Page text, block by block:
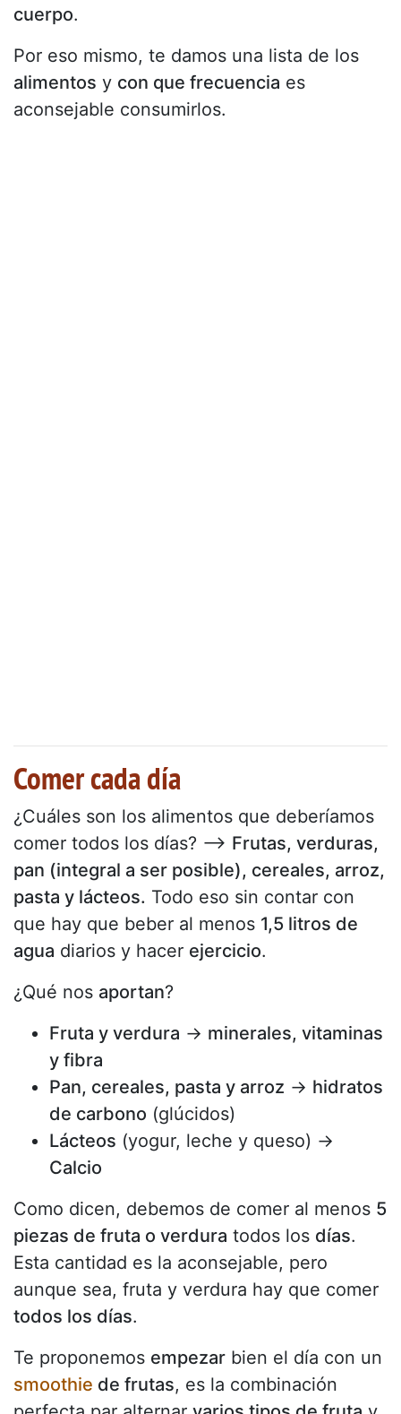
cuerpo.
Por eso mismo, te damos una lista de los
alimentos y con que frecuencia es
aconsejable consumirlos.
Comer cada día
¿Cuáles son los alimentos que deberíamos
comer todos los días? --> Frutas, verduras,
pan (integral a ser posible), cereales, arroz,
pasta y lácteos. Todo eso sin contar con
que hay que beber al menos 1,5 litros de
agua diarios y hacer ejercicio.
¿Qué nos aportan?
Fruta y verdura → minerales, vitaminas
y fibra
Pan, cereales, pasta y arroz → hidratos
de carbono (glúcidos)
Lácteos (yogur, leche y queso) →
Calcio
Como dicen, debemos de comer al menos 5
piezas de fruta o verdura todos los días.
Esta cantidad es la aconsejable, pero
aunque sea, fruta y verdura hay que comer
todos los días.
Te proponemos empezar bien el día con un
smoothie de frutas, es la combinación